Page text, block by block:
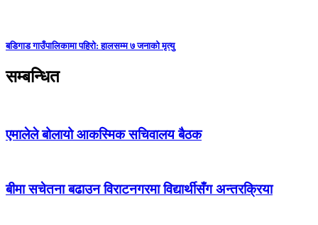
बडिगाड गाउँपालिकामा पहिरो: हालसम्म ७ जनाको मृत्यु
सम्बन्धित
एमालेले बोलायो आकस्मिक सचिवालय बैठक
बीमा सचेतना बढाउन विराटनगरमा विद्यार्थीसँग अन्तरक्रिया